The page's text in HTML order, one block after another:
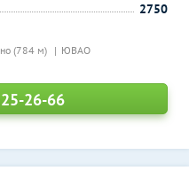
(784 м) ЮВАО
2750
26-66